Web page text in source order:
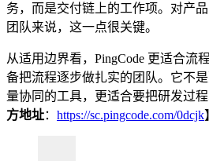
务，而是交付链上的工作项。对产
团队来说，这一点很关键。
从适用边界看，PingCode 更适合流
备把流程逐步做扎实的团队。它不
量协同的工具，更适合要把研发过
方地址： https://sc.pingcode.com/0dcjk